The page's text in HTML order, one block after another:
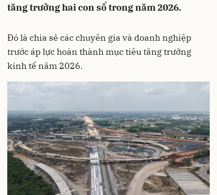
tăng trưởng hai con số trong năm 2026.
Đó là chia sẻ các chuyên gia và doanh nghiệp
trước áp lực hoàn thành mục tiêu tăng trưởng
kinh tế năm 2026.